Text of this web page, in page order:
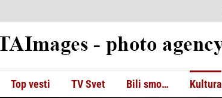
Top vesti TV Svet Bili smo… Kultura